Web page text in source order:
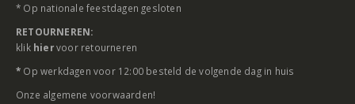
* Op nationale feestdagen gesloten
RETOURNEREN:
klik hiervoor retourneren
* Op werkdagen voor 12:00 besteld de volgende dag in huis
Onze algemene voorwaarden!